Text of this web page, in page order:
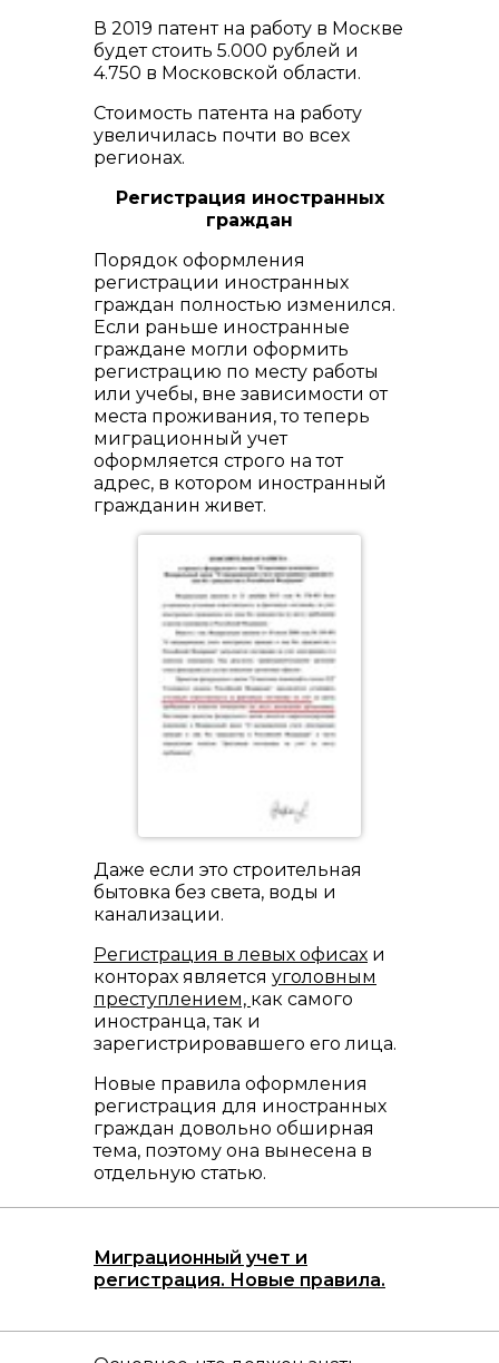
В 2019 патент на работу в Москве
будет стоить 5.000 рублей и
4.750 в Московской области.
Стоимость патента на работу
увеличилась почти во всех
регионах.
Регистрация иностранных
граждан
Порядок оформления
регистрации иностранных
граждан полностью изменился.
Если раньше иностранные
граждане могли оформить
регистрацию по месту работы
или учебы, вне зависимости от
места проживания, то теперь
миграционный учет
оформляется строго на тот
адрес, в котором иностранный
гражданин живет.
Даже если это строительная
бытовка без света, воды и
канализации.
Регистрация в левых офисах и
конторах является уголовным
преступлением, как самого
иностранца, так и
зарегистрировавшего его лица.
Новые правила оформления
регистрация для иностранных
граждан довольно обширная
тема, поэтому она вынесена в
отдельную статью.
Миграционный учет и
регистрация. Новые правила.